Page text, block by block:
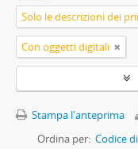
Solo le descrizioni dei
Con oggetti digitali
Stampa l'anteprima
Ordina per: Codice